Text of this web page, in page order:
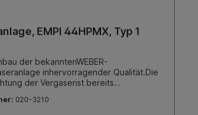
EMPI 44HPMX, Typ 1
der bekanntenWEBER-
inhervorragender Qualität.Die
der Vergaserist bereits
mitgeliefert.Lieferumfang:2 x
020-3210